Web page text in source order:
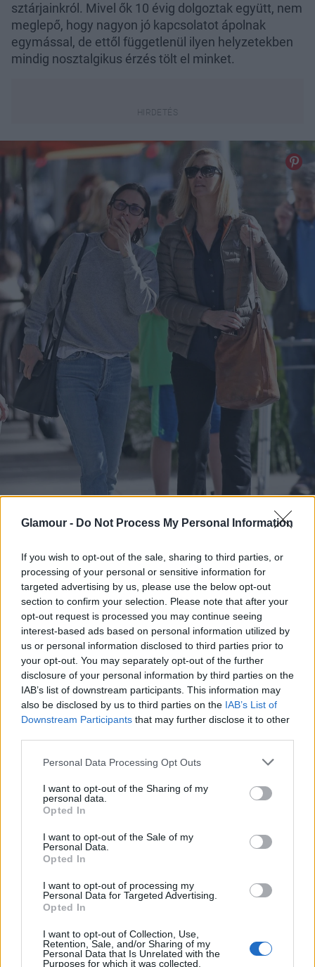
Glamour - Do Not Process My Personal Information
If you wish to opt-out of the sale, sharing to third parties, or
processing of your personal or sensitive information for
targeted advertising by us, please use the below opt-out
section to confirm your selection. Please note that after your
opt-out request is processed you may continue seeing
interest-based ads based on personal information utilized by
us or personal information disclosed to third parties prior to
your opt-out. You may separately opt-out of the further
disclosure of your personal information by third parties on the
IAB’s list of downstream participants. This information may
also be disclosed by us to third parties on the IAB’s List of
Downstream Participants that may further disclose it to other
Please note that this website/app uses one or more Google
not limited to your visit or usage behaviour. You may click to
grant or deny consent to Google and its third-party tags to
use your data for below specified purposes in below Google
consent section.
Personal Data Processing Opt Outs
I want to opt-out of the Sharing of my
personal data.
Opted In
I want to opt-out of the Sale of my
Personal Data.
Opted In
I want to opt-out of processing my
Personal Data for Targeted Advertising.
Opted In
I want to opt-out of Collection, Use,
Retention, Sale, and/or Sharing of my
Personal Data that Is Unrelated with the
Purposes for which it was collected.
sztárjainkról. Mivel ők 10 évig dolgoztak együtt, nem
meglepő, hogy nagyon jó kapcsolatot ápolnak
egymással, de ettől függetlenül ilyen helyzetekben
mindig nosztalgikus érzés tölt el minket.
Courteney Cox és Lisa Kudrow
Profimedia